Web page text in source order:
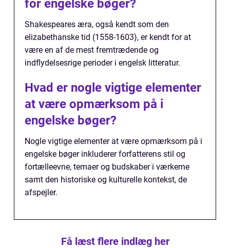
for engelske bøger?
Shakespeares æra, også kendt som den
elizabethanske tid (1558-1603), er kendt for at
være en af de mest fremtrædende og
indflydelsesrige perioder i engelsk litteratur.
Hvad er nogle vigtige elementer
at være opmærksom på i
engelske bøger?
Nogle vigtige elementer at være opmærksom på i
engelske bøger inkluderer forfatterens stil og
fortælleevne, temaer og budskaber i værkerne
samt den historiske og kulturelle kontekst, de
afspejler.
Få læst flere indlæg her